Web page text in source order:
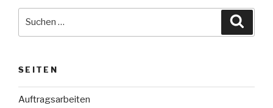
SEITEN
Auftragsarbeiten